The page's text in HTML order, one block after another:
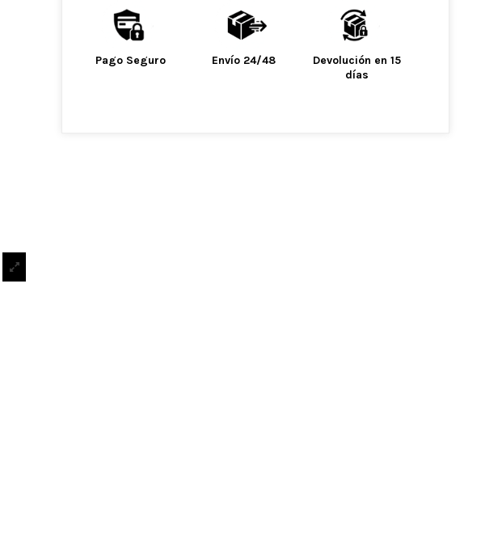
Pago Seguro Envío 24/48
Devolución en 15
días